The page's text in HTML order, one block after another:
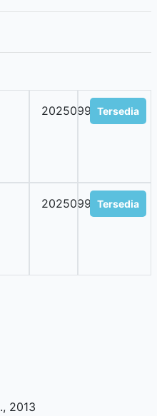
2025099030Tersedia
2025099031Tersedia
., 2013